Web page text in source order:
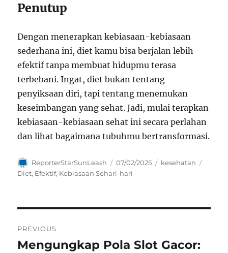
Penutup
Dengan menerapkan kebiasaan-kebiasaan
sederhana ini, diet kamu bisa berjalan lebih
efektif tanpa membuat hidupmu terasa
terbebani. Ingat, diet bukan tentang
penyiksaan diri, tapi tentang menemukan
keseimbangan yang sehat. Jadi, mulai terapkan
kebiasaan-kebiasaan sehat ini secara perlahan
dan lihat bagaimana tubuhmu bertransformasi.
Author
ReporterStarSunLeash
Posted
on
07/02/2025 Categories
kesehatan
Diet, Efektif, Kebiasaan Sehari-hari
pos
PREVIOUS
Previous
Mengungkap Pola Slot Gacor: